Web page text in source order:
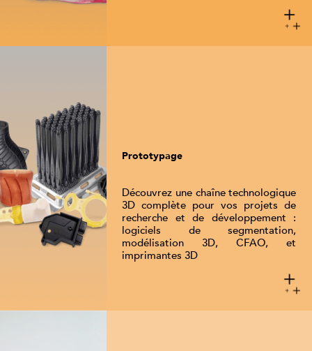
Prototypage
Découvrez une chaîne technologique
3D complète pour vos projets de
recherche et de développement :
logiciels de segmentation,
modélisation 3D, CFAO, et
imprimantes 3D